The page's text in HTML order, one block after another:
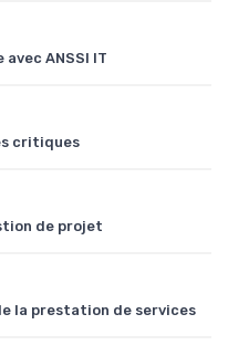
ANSSI IT
critiques
de projet
la prestation de services